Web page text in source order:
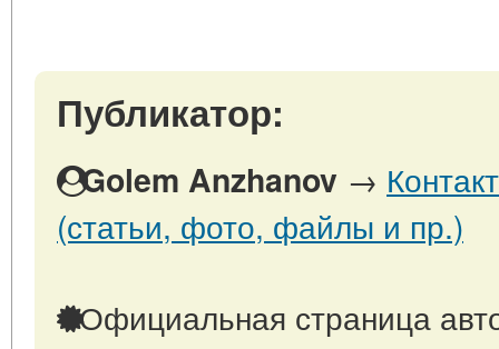
Публикатор:
Golem Anzhanov →
(статьи, фото, файлы и пр.)
Официальная страница